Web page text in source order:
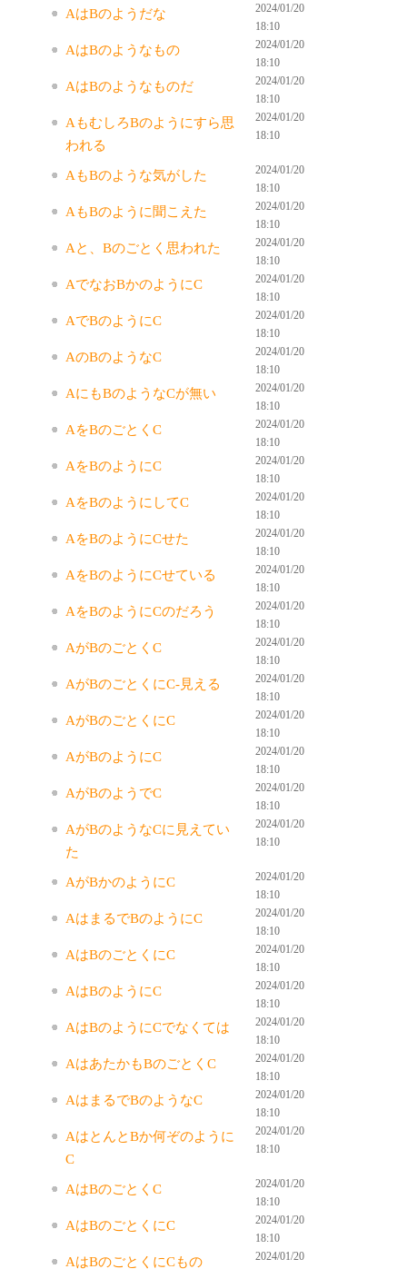
AはBのようだな
2024/01/20
18:10
AはBのようなもの
2024/01/20
18:10
AはBのようなものだ
2024/01/20
18:10
AもむしろBのようにすら思
われる
2024/01/20
18:10
AもBのような気がした
2024/01/20
18:10
AもBのように聞こえた
2024/01/20
18:10
Aと、Bのごとく思われた
2024/01/20
18:10
AでなおBかのようにC
2024/01/20
18:10
AでBのようにC
2024/01/20
18:10
AのBのようなC
2024/01/20
18:10
AにもBのようなCが無い
2024/01/20
18:10
AをBのごとくC
2024/01/20
18:10
AをBのようにC
2024/01/20
18:10
AをBのようにしてC
2024/01/20
18:10
AをBのようにCせた
2024/01/20
18:10
AをBのようにCせている
2024/01/20
18:10
AをBのようにCのだろう
2024/01/20
18:10
AがBのごとくC
2024/01/20
18:10
AがBのごとくにC-見える
2024/01/20
18:10
AがBのごとくにC
2024/01/20
18:10
AがBのようにC
2024/01/20
18:10
AがBのようでC
2024/01/20
18:10
AがBのようなCに見えてい
た
2024/01/20
18:10
AがBかのようにC
2024/01/20
18:10
AはまるでBのようにC
2024/01/20
18:10
AはBのごとくにC
2024/01/20
18:10
AはBのようにC
2024/01/20
18:10
AはBのようにCでなくては
2024/01/20
18:10
AはあたかもBのごとくC
2024/01/20
18:10
AはまるでBのようなC
2024/01/20
18:10
AはとんとBか何ぞのように
C
2024/01/20
18:10
AはBのごとくC
2024/01/20
18:10
AはBのごとくにC
2024/01/20
18:10
AはBのごとくにCもの
2024/01/20